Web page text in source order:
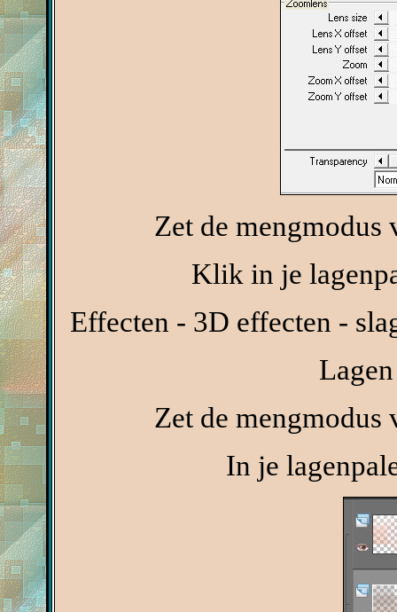
Zet de mengmodus
Klik in je
Effecten - 3D effecten -
Zet de mengmodus
In je